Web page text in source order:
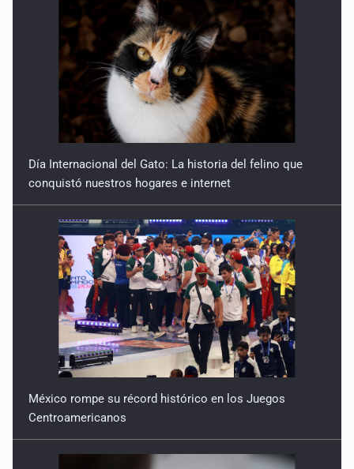
Detienen a conductor por amenazar con arma tras
incidente vial
9 de Julio de 2026
Reactivarán contraflujo en López Mateos Sur a partir del
13 de julio
Y no se enoje con el FBI
Lo que quedó del mundial
8 de Julio de 2026
Hombre es investigado por ser autor intelectual del
feminicidio de su madre
7 de Julio de 2026
A ver cuántos quedan
Día Internacional del Gato: La historia del felino que
conquistó nuestros hogares e internet
México rompe su récord histórico en los Juegos
Centroamericanos